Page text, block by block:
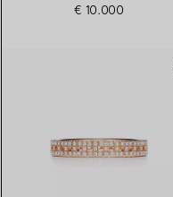
€ 10.000